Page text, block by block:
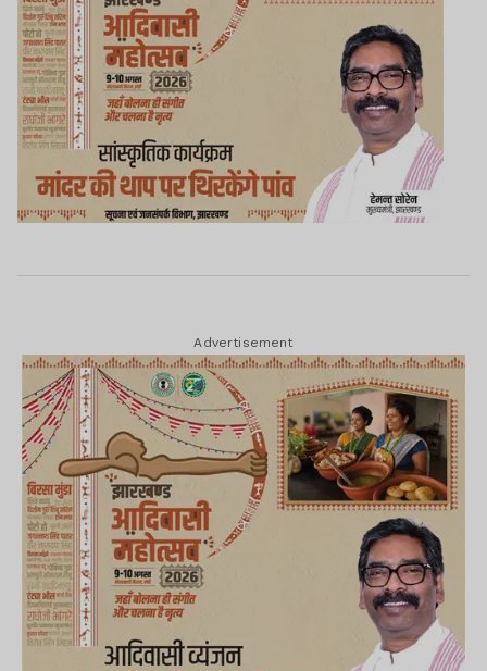
Advertisement